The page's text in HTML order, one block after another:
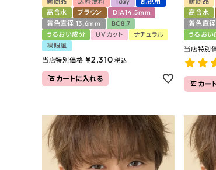
高含水
ブラウン
DIA14.5mm
着色直径 13.6mm
BC8.7
うるおい成分
UVカット
ナチュラル
裸眼風
当店特別価格 ¥2,310 税込
カートに入れる
高含水
着色直
うるおい
当店特別
カー